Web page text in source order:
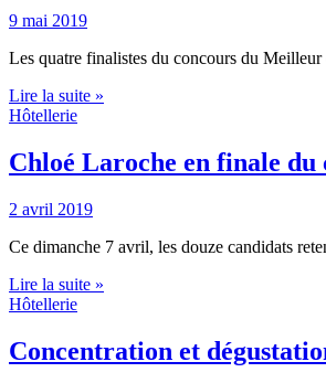
9 mai 2019
Les quatre finalistes du concours du
Lire la suite »
Hôtellerie
Chloé Laroche en finale
2 avril 2019
Ce dimanche 7 avril, les douze candidats
Lire la suite »
Hôtellerie
Concentration et